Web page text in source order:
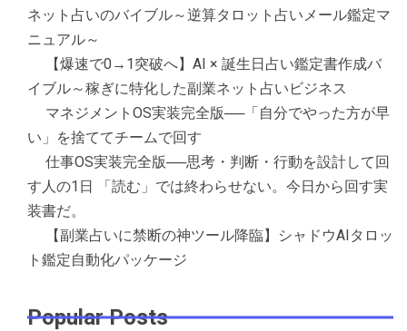
ネット占いのバイブル～逆算タロット占いメール鑑定マ
ニュアル～
【爆速で0→1突破へ】AI × 誕生日占い鑑定書作成バ
イブル～稼ぎに特化した副業ネット占いビジネス
マネジメントOS実装完全版──「自分でやった方が早
い」を捨ててチームで回す
仕事OS実装完全版──思考・判断・行動を設計して回
す人の1日 「読む」では終わらせない。今日から回す実
装書だ。
【副業占いに禁断の神ツール降臨】シャドウAIタロッ
ト鑑定自動化パッケージ
Popular Posts